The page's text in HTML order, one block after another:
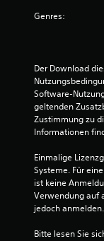
Genres:
Der Download
Software-
geltenden
Zustimmung zu
Informationen
Einmalige
Systeme. Für
ist keine
Verwendung auf
jedoch anmelden.
Bitte lesen Sie